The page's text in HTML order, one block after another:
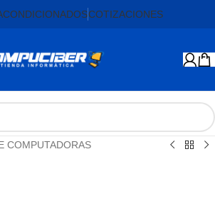
COTIZACIONES
COMPUTADORAS